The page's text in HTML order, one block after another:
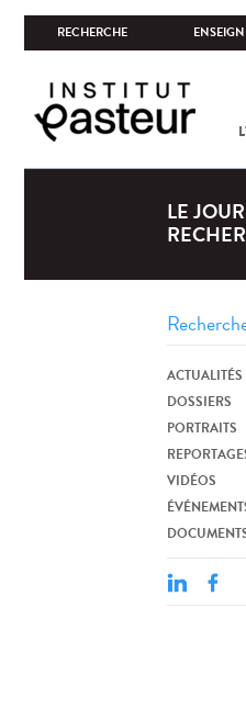
RECHERCHE
LE
ACTUALITÉS
DOSSIERS
PORTRAITS
VIDÉOS